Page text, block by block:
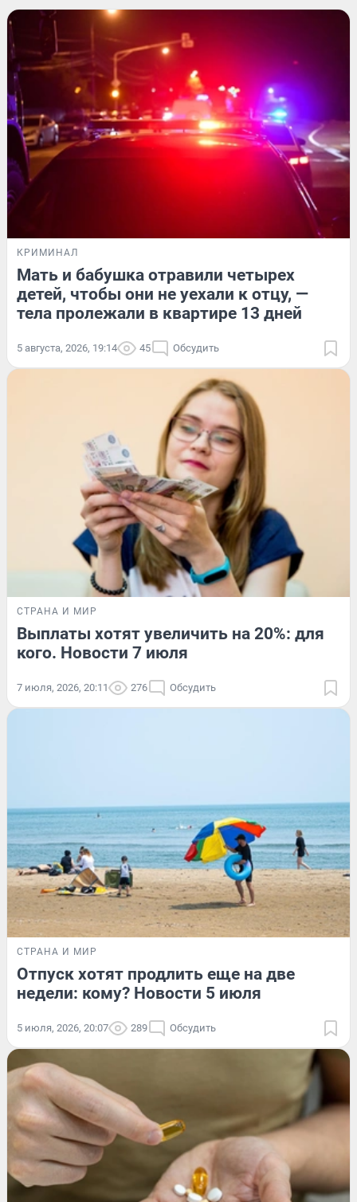
КРИМИНАЛ
Мать и бабушка отравили четырех
детей, чтобы они не уехали к отцу, —
тела пролежали в квартире 13 дней
5 августа, 2026, 19:14 45 Обсудить
СТРАНА И МИР
Выплаты хотят увеличить на 20%: для
кого. Новости 7 июля
7 июля, 2026, 20:11 276 Обсудить
СТРАНА И МИР
Отпуск хотят продлить еще на две
недели: кому? Новости 5 июля
5 июля, 2026, 20:07 289 Обсудить